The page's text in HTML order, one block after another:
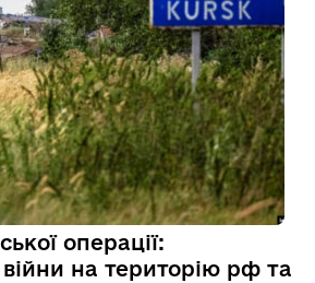
операції:
на територію рф та